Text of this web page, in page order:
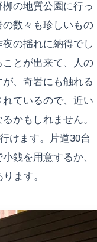
の地質公園に行っ
数々も珍しいもの
の揺れに納得でし
とが出来て、人の
、奇岩にも触れる
ているので、近い
かもしれません。
けます。片道30台
銭を用意するか、
ます。